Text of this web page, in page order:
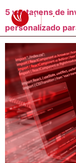
5 vantagens de
personalizado